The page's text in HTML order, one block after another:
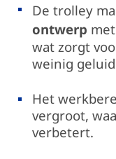
De trolley
ontwerp
wat zorgt
weinig
Het
vergroot,
verbetert.